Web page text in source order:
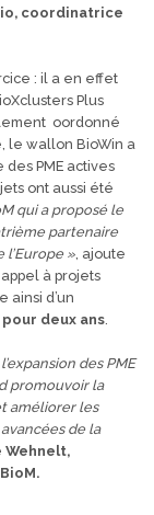
coordinatrice
: il a en effet
Plus
oordonné
le wallon BioWin a
PME actives
ont aussi été
qui a proposé le
partenaire
l’Europe » , ajoute
à projets
ainsi d’un
deux ans
des PME
promouvoir la
améliorer les
de la
Wehnelt,